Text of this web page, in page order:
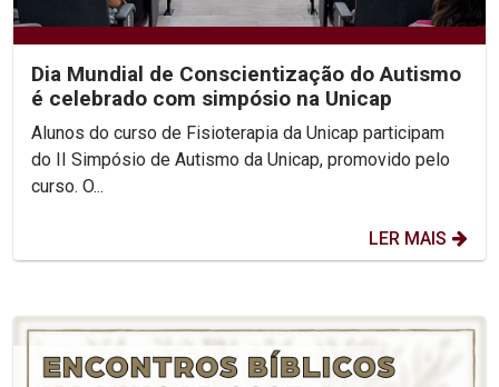
Dia Mundial de Conscientização do Autismo
é celebrado com simpósio na Unicap
Alunos do curso de Fisioterapia da Unicap participam
do II Simpósio de Autismo da Unicap, promovido pelo
curso. O...
LER MAIS